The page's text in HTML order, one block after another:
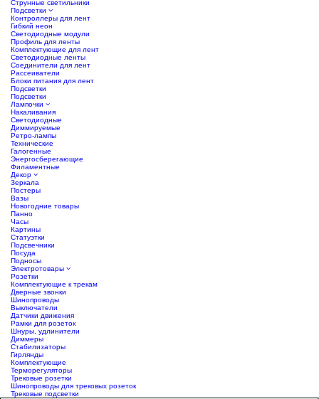
Струнные светильники
Подсветки
Контроллеры для лент
Гибкий неон
Светодиодные модули
Профиль для ленты
Комплектующие для лент
Светодиодные ленты
Соединители для лент
Рассеиватели
Блоки питания для лент
Подсветки
Подсветки
Лампочки
Накаливания
Светодиодные
Диммируемые
Ретро-лампы
Технические
Галогенные
Энергосберегающие
Филаментные
Декор
Зеркала
Постеры
Вазы
Новогодние товары
Панно
Часы
Картины
Статуэтки
Подсвечники
Посуда
Подносы
Электротовары
Розетки
Комплектующие к трекам
Дверные звонки
Шинопроводы
Выключатели
Датчики движения
Рамки для розеток
Шнуры, удлинители
Диммеры
Стабилизаторы
Гирлянды
Комплектующие
Терморегуляторы
Трековые розетки
Шинопроводы для трековых розеток
Трековые подсветки